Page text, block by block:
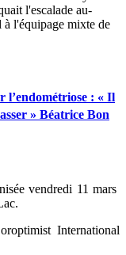
l'escalade au-
l'équipage mixte de
: « Il
» Béatrice Bon
vendredi 11 mars
International